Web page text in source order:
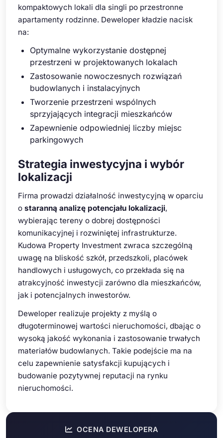
kompaktowych lokali dla singli po przestronne
apartamenty rodzinne. Deweloper kładzie nacisk
na:
Optymalne wykorzystanie dostępnej
przestrzeni w projektowanych lokalach
Zastosowanie nowoczesnych rozwiązań
budowlanych i instalacyjnych
Tworzenie przestrzeni wspólnych
sprzyjających integracji mieszkańców
Zapewnienie odpowiedniej liczby miejsc
parkingowych
Strategia inwestycyjna i wybór
lokalizacji
Firma prowadzi działalność inwestycyjną w oparciu
o staranną analizę potencjału lokalizacji,
wybierając tereny o dobrej dostępności
komunikacyjnej i rozwiniętej infrastrukturze.
Kudowa Property Investment zwraca szczególną
uwagę na bliskość szkół, przedszkoli, placówek
handlowych i usługowych, co przekłada się na
atrakcyjność inwestycji zarówno dla mieszkańców,
jak i potencjalnych inwestorów.
Deweloper realizuje projekty z myślą o
długoterminowej wartości nieruchomości, dbając o
wysoką jakość wykonania i zastosowanie trwałych
materiałów budowlanych. Takie podejście ma na
celu zapewnienie satysfakcji kupujących i
budowanie pozytywnej reputacji na rynku
nieruchomości.
OCENA DEWELOPERA